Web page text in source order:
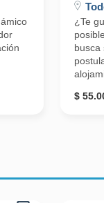
¿Te
busca
$